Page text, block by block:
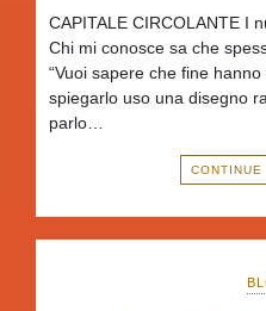
CAPITALE CIRCOLANTE I
Chi mi conosce sa che
“Vuoi sapere che fine
spiegarlo uso una disegno
parlo…
CONTINUE